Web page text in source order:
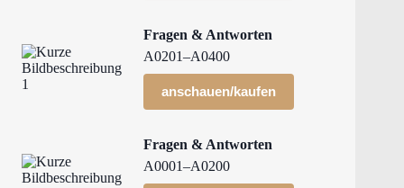
Fragen & Antworten
A0201–A0400
anschauen/kaufen
Fragen & Antworten
A0001–A0200